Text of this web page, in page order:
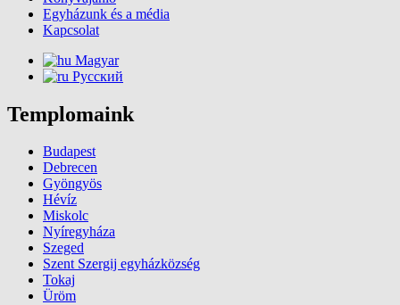
Egyházunk és a média
Kapcsolat
Magyar
Русский
Templomaink
Budapest
Debrecen
Gyöngyös
Hévíz
Miskolc
Nyíregyháza
Szeged
Szent Szergij egyházközség
Tokaj
Üröm